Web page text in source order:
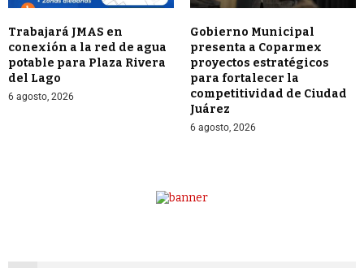
Trabajará JMAS en
conexión a la red de agua
potable para Plaza Rivera
del Lago
6 agosto, 2026
Gobierno Municipal
presenta a Coparmex
proyectos estratégicos
para fortalecer la
competitividad de Ciudad
Juárez
6 agosto, 2026